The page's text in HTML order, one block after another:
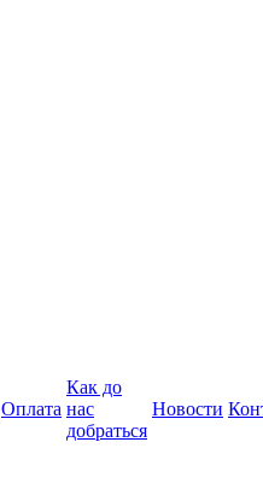
Оплата
Как до
нас
добраться
Новости